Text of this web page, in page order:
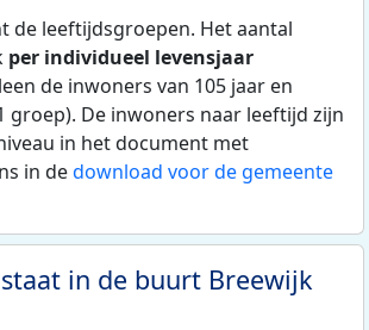
de leeftijdsgroepen. Het aantal
per individueel levensjaar
de inwoners van 105 jaar en
groep). De inwoners naar leeftijd zijn
in het document met
in dedownload voor de gemeente
in de buurt Breewijk